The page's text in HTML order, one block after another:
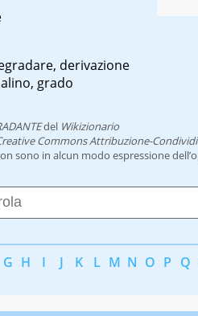
, derivazione
grado
del Wikizionario
Commons Attribuzione-
sono in alcun modo espressione
G H I J K L M N O P Q